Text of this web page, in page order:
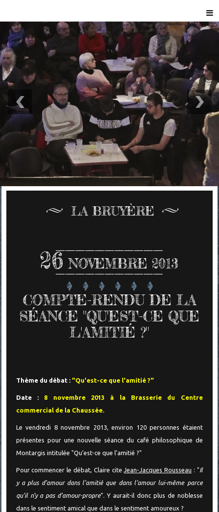
LA BRUYÈRE
26 NOVEMBRE 2013
COMPTE-RENDU DE LA
SÉANCE "QU'EST-CE QUE
L'AMITIÉ ?"
Thème du débat : "Qu'est-ce que l'amitié ?"
Date : 8 novembre 2013 à la Brasserie du Centre
commercial de la Chaussée.
Le vendredi 8 novembre 2013, environ 120 personnes étaient
présentes pour une nouvelle séance du café philosophique de
Montargis intitulée "Qu’est-ce que l’amitié ?"
Pour commencer le débat, Claire citeJean-Jacques Rousseau : "Il
y a plus d’amour dans l’amitié que dans l’amour lui-même parce
qu’il n’y a pas d’amour-propre". Y aurait-il donc plus de noblesse
dans le sentiment amical que dans le sentiment amoureux ?